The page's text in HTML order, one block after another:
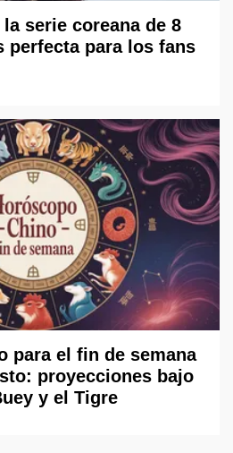
serie coreana de 8
perfecta para los fans
para el fin de semana
proyecciones bajo
y el Tigre